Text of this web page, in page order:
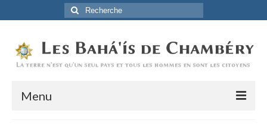
Rechercher
:
Menu